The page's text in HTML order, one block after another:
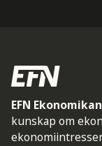
EFN
kunskap om